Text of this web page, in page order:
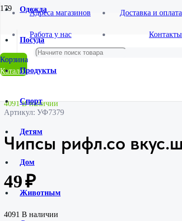
Адреса магазинов
Работа у нас
Доставка и оплата
Контакты
Каталог
Одежда
Посуда
Продукты
Спорт
Детям
Дом
Животным
Главная
Магазин
Продукты и напитки
Снеки
Чипсы рифл.со вкус.шашлыка 150гр./10
4091 В наличии
Артикул: УФ7379
Чипсы рифл.со
49₽
4091 В наличии